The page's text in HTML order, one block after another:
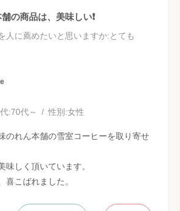
の商品は、美味しい❗️
人に薦めたいと思いますか:とても
:70代～ 性別:女性
のれん本舗の雪室コーヒーを取り寄せ
味しく頂いています。
喜こばれました。